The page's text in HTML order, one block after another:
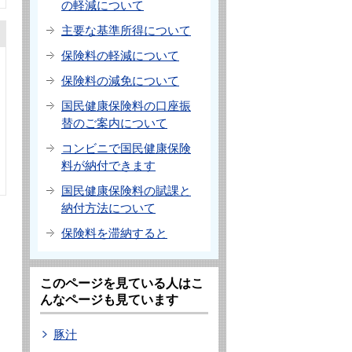
の軽減について
主要な基準所得について
保険料の軽減について
保険料の減免について
国民健康保険料の口座振
替のご案内について
コンビニで国民健康保険
料が納付できます
国民健康保険料の賦課と
納付方法について
保険料を滞納すると
このページを見ている人はこ
んなページも見ています
豚汁